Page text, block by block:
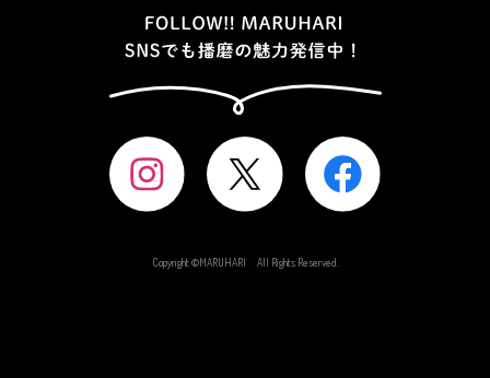
Copyright ©MARUHARI All Rights Reserved.